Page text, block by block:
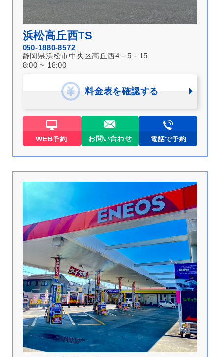
浜松高丘西TS
050-1880-8572
静岡県浜松市中央区高丘西4－5－15
8:00 ~ 18:00
料金表を確認する
WEB予約 お問い合わせ 電話で予約